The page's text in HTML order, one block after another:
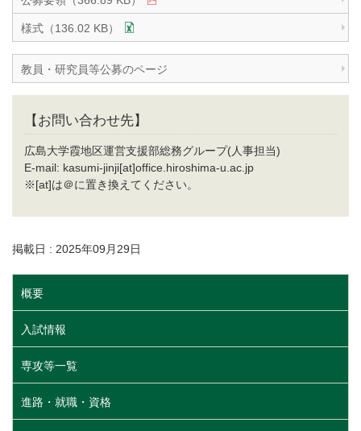
様式（136.02 KB）
教員・研究員等公募のページ
【お問い合わせ先】
広島大学霞地区運営支援部総務グループ(人事担当)
E-mail: kasumi-jinji[at]office.hiroshima-u.ac.jp
※[at]は＠に置き換えてください。
掲載日 : 2025年09月29日
概要
入試情報
専攻等一覧
進路・就職・資格